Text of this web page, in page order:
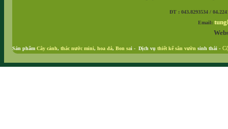
ĐT : 043.8293534 /
Email:
Sản phẩm Cây cảnh, thác nước mini, hoa đá, Bon sai - Dịch vụ thiết kế sân vườn sinh thái -